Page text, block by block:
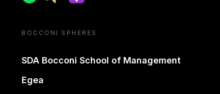
BOCCONI SPHERES
SDA Bocconi School of Management
Egea